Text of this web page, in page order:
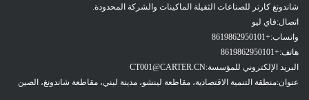
شاندونغ كارتر للصناعات الثقيلة الماكينات والشركة المحدودة.
اتصال:فاي ليو
واتساب:+8619862950101
هاتف:+8619862950101
البريد الإلكتروني للمؤسسة:CT001@CARTER.CN
عنوان:منطقة التنمية الاقتصادية، مقاطعة لينشو، مدينة ليني، مقاطعة شاندونغ، الصين